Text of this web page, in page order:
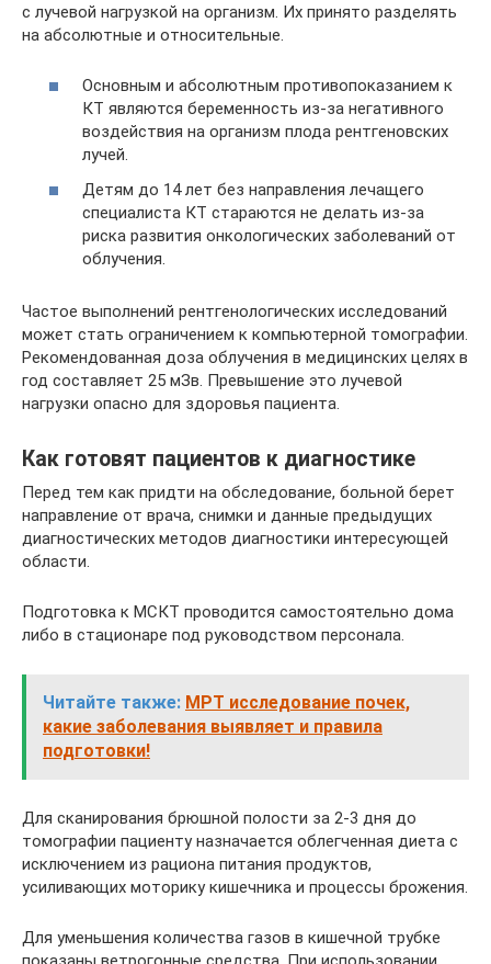
с лучевой нагрузкой на организм. Их принято разделять
на абсолютные и относительные.
Основным и абсолютным противопоказанием к
КТ являются беременность из-за негативного
воздействия на организм плода рентгеновских
лучей.
Детям до 14 лет без направления лечащего
специалиста КТ стараются не делать из-за
риска развития онкологических заболеваний от
облучения.
Частое выполнений рентгенологических исследований
может стать ограничением к компьютерной томографии.
Рекомендованная доза облучения в медицинских целях в
год составляет 25 мЗв. Превышение это лучевой
нагрузки опасно для здоровья пациента.
Как готовят пациентов к диагностике
Перед тем как придти на обследование, больной берет
направление от врача, снимки и данные предыдущих
диагностических методов диагностики интересующей
области.
Подготовка к МСКТ проводится самостоятельно дома
либо в стационаре под руководством персонала.
Читайте также: МРТ исследование почек,
какие заболевания выявляет и правила
подготовки!
Для сканирования брюшной полости за 2-3 дня до
томографии пациенту назначается облегченная диета с
исключением из рациона питания продуктов,
усиливающих моторику кишечника и процессы брожения.
Для уменьшения количества газов в кишечной трубке